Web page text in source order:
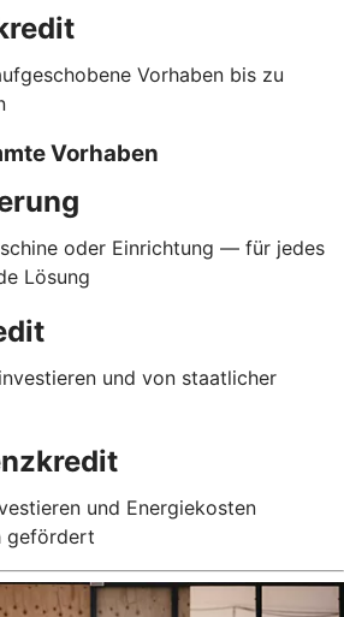
Vorhaben bis zu
Vorhaben
oder Einrichtung — für jedes
Lösung
und von staatlicher
und Energiekosten
gefördert